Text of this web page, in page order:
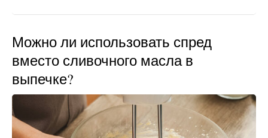
Можно ли использовать спред
вместо сливочного масла в
выпечке?